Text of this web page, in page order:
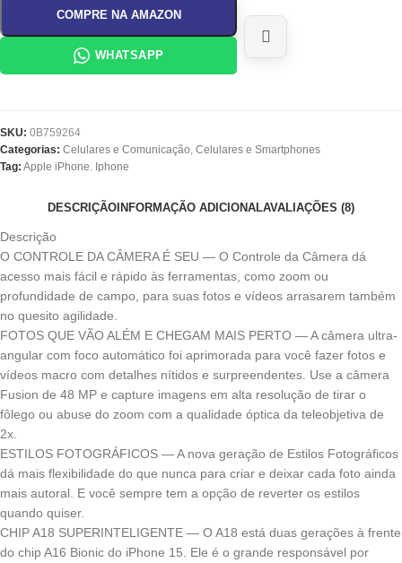
COMPRE NA AMAZON
WHATSAPP
SKU: 0B759264
Categorias: Celulares e Comunicação, Celulares e Smartphones
Tag: Apple iPhone. Iphone
DESCRIÇÃO INFORMAÇÃO ADICIONALAVALIAÇÕES (8)
Descrição
O CONTROLE DA CÂMERA É SEU — O Controle da Câmera dá
acesso mais fácil e rápido às ferramentas, como zoom ou
profundidade de campo, para suas fotos e vídeos arrasarem também
no quesito agilidade.
FOTOS QUE VÃO ALÉM E CHEGAM MAIS PERTO — A câmera ultra-
angular com foco automático foi aprimorada para você fazer fotos e
vídeos macro com detalhes nítidos e surpreendentes. Use a câmera
Fusion de 48 MP e capture imagens em alta resolução de tirar o
fôlego ou abuse do zoom com a qualidade óptica da teleobjetiva de
2x.
ESTILOS FOTOGRÁFICOS — A nova geração de Estilos Fotográficos
dá mais flexibilidade do que nunca para criar e deixar cada foto ainda
mais autoral. E você sempre tem a opção de reverter os estilos
quando quiser.
CHIP A18 SUPERINTELIGENTE — O A18 está duas gerações à frente
do chip A16 Bionic do iPhone 15. Ele é o grande responsável por